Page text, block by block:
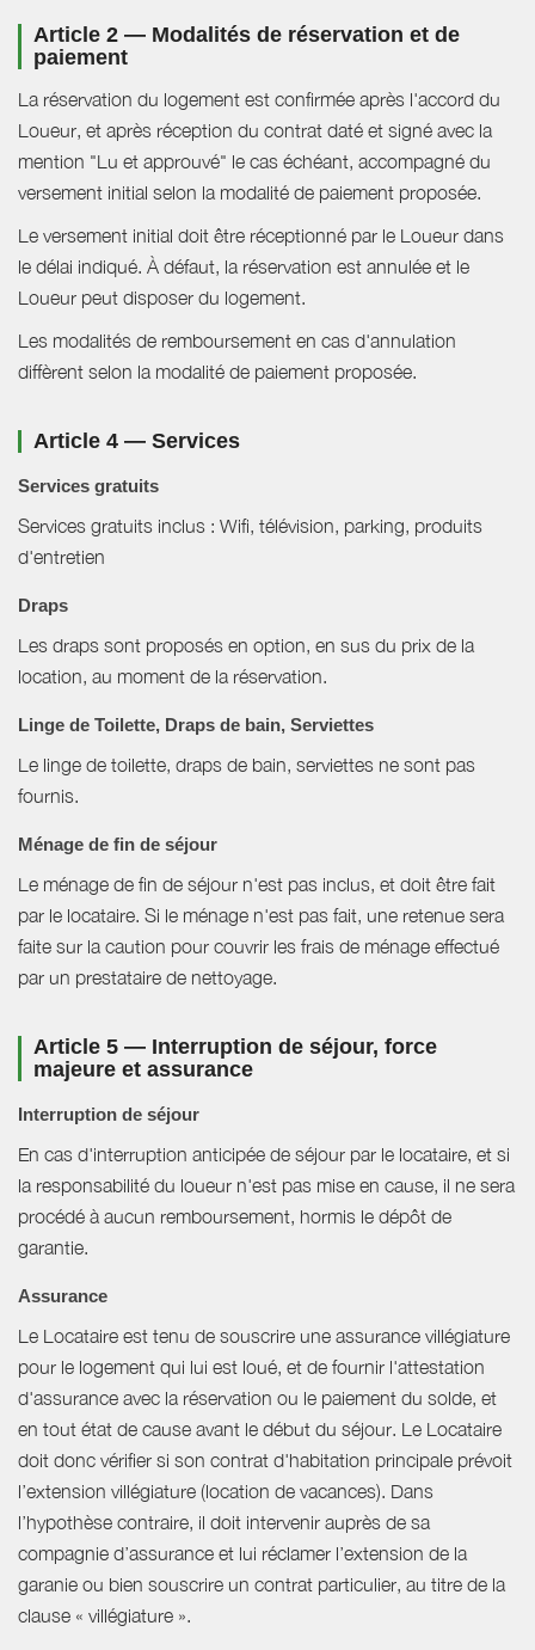
Article 2 — Modalités de réservation et de
paiement
La réservation du logement est confirmée après l'accord du
Loueur, et après réception du contrat daté et signé avec la
mention "Lu et approuvé" le cas échéant, accompagné du
versement initial selon la modalité de paiement proposée.
Le versement initial doit être réceptionné par le Loueur dans
le délai indiqué. À défaut, la réservation est annulée et le
Loueur peut disposer du logement.
Les modalités de remboursement en cas d'annulation
diffèrent selon la modalité de paiement proposée.
Article 4 — Services
Services gratuits
Services gratuits inclus : Wifi, télévision, parking, produits
d'entretien
Draps
Les draps sont proposés en option, en sus du prix de la
location, au moment de la réservation.
Linge de Toilette, Draps de bain, Serviettes
Le linge de toilette, draps de bain, serviettes ne sont pas
fournis.
Ménage de fin de séjour
Le ménage de fin de séjour n'est pas inclus, et doit être fait
par le locataire. Si le ménage n'est pas fait, une retenue sera
faite sur la caution pour couvrir les frais de ménage effectué
par un prestataire de nettoyage.
Article 5 — Interruption de séjour, force
majeure et assurance
Interruption de séjour
En cas d'interruption anticipée de séjour par le locataire, et si
la responsabilité du loueur n'est pas mise en cause, il ne sera
procédé à aucun remboursement, hormis le dépôt de
garantie.
Assurance
Le Locataire est tenu de souscrire une assurance villégiature
pour le logement qui lui est loué, et de fournir l'attestation
d'assurance avec la réservation ou le paiement du solde, et
en tout état de cause avant le début du séjour. Le Locataire
doit donc vérifier si son contrat d'habitation principale prévoit
l’extension villégiature (location de vacances). Dans
l’hypothèse contraire, il doit intervenir auprès de sa
compagnie d’assurance et lui réclamer l’extension de la
garanie ou bien souscrire un contrat particulier, au titre de la
clause « villégiature ».